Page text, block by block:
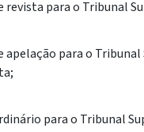
revista para o Tribunal
apelação para o
para o Tribunal